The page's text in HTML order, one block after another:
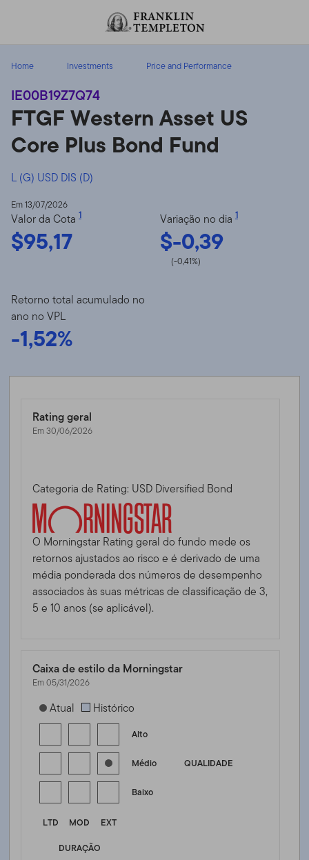
Home Investments Price and Performance
IE00B19Z7Q74
FTGF Western Asset US
Core Plus Bond Fund
L (G) USD DIS (D)
Em 13/07/2026
Valor da Cota 1
$95,17
Variação no dia 1
$-0,39
(-0,41%)
Retorno total acumulado no
ano no VPL
-1,52%
Rating geral
Em 30/06/2026
Categoria de Rating: USD Diversified Bond
O Morningstar Rating geral do fundo mede os
retornos ajustados ao risco e é derivado de uma
média ponderada dos números de desempenho
associados às suas métricas de classificação de 3,
5 e 10 anos (se aplicável).
Caixa de estilo da Morningstar
Em 05/31/2026
[products.morningstar-stylebox-title-sr-fixed]
Atual Histórico
Alto
QUALIDADE
Médio
Baixo
LTD MOD
EXT
DURAÇÃO